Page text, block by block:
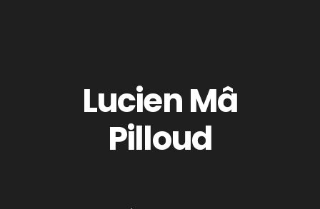
Lucien Mâ
Pilloud